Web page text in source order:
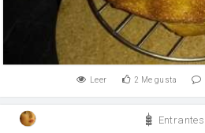
Leer 2 Me gusta
Entrantes